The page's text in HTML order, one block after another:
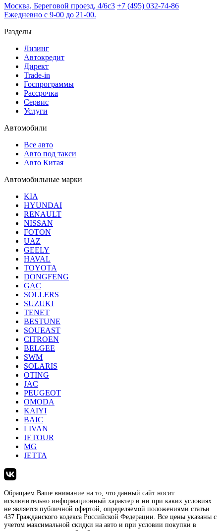
Москва, Береговой проезд, 4/6с3 +7 (495) 032-74-86
Ежедневно с 9-00 до 21-00.
Разделы
Лизинг
Автокредит
Директ
Trade-in
Госпрограммы
Рассрочка
Сервис
Услуги
Автомобили
Все авто
Авто под такси
Авто Китая
Автомобильные марки
KIA
HYUNDAI
RENAULT
NISSAN
FOTON
UAZ
GEELY
HAVAL
TOYOTA
DONGFENG
GAC
SOLLERS
SUZUKI
TENET
BESTUNE
SOUEAST
CITROEN
BELGEE
SWM
SOLARIS
OTING
JAC
PEUGEOT
OMODA
KAIYI
BAIC
LIVAN
JETOUR
MG
JETTA
Обращаем Ваше внимание на то, что данный сайт носит
исключительно информационный характер и ни при каких условиях
не является публичной офертой, определяемой положениями статьи
437 Гражданского кодекса Российской Федерации. Все цены указаны с
учетом максимальной скидки на авто и при условии покупки в